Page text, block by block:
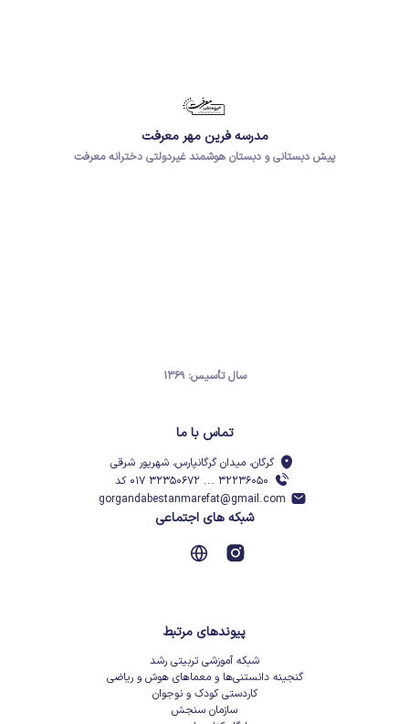
مدرسه فرین مهر معرفت
پیش دبستانی و دبستان هوشمند غیردولتی دخترانه معرفت
سال تأسیس: ۱۳۶۹
تماس با ما
گرگان، میدان گرگانپارس، شهریور شرقی
۳۲۲۳۶۰۵۰ ... ۳۲۳۵۰۶۷۲ ۰۱۷ کد
gorgandabestanmarefat@gmail.com
شبکه های اجتماعی
پیوندهای مرتبط
شبکه آموزشی تربیتی رشد
گنجینه دانستنی‌ها و معماهای هوش و ریاضی
کاردستی کودک و نوجوان
سازمان سنجش